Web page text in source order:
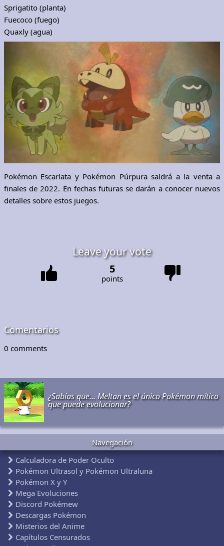
Sprigatito (planta)
Fuecoco (fuego)
Quaxly (agua)
Pokémon Escarlata y Pokémon Púrpura saldrá a la venta a
finales de 2022. En fechas futuras se darán a conocer nuevos
detalles sobre estos juegos.
Leave your vote
5
points
Comentarios
0 comments
¿Sabías que... Meltan es el único Pokémon mítico
que puede evolucionar?
Navegación
Calculadora de Poder Oculto
Pokémon Ultrasol y Pokémon Ultraluna
Pokémon X y Y
Mega Evoluciones
Discord Pokémew
Descargas Pokémon
Misterios del Anime
Capítulos Censurados